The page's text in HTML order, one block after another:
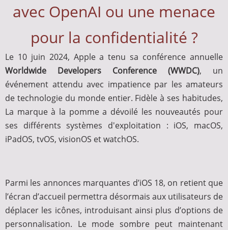
avec OpenAI ou une menace
pour la confidentialité ?
Le 10 juin 2024, Apple a tenu sa conférence annuelle
Worldwide Developers Conference (WWDC), un
événement attendu avec impatience par les amateurs
de technologie du monde entier. Fidèle à ses habitudes,
La marque à la pomme a dévoilé les nouveautés pour
ses différents systèmes d'exploitation : iOS, macOS,
iPadOS, tvOS, visionOS et watchOS.
Parmi les annonces marquantes d’iOS 18, on retient que
l’écran d’accueil permettra désormais aux utilisateurs de
déplacer les icônes, introduisant ainsi plus d’options de
personnalisation. Le mode sombre peut maintenant